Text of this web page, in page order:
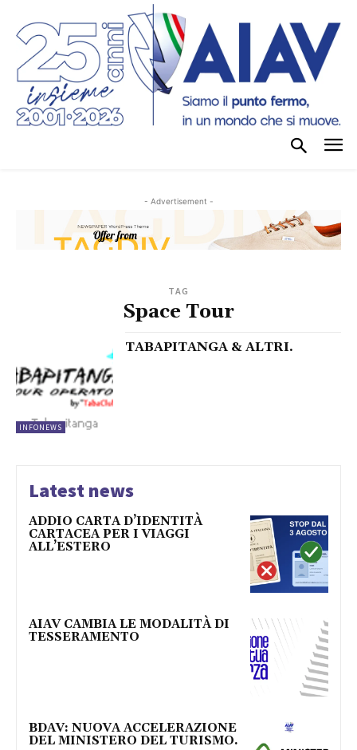
- Advertisement -
TAG
Space Tour
INFONEWS
TABAPITANGA & ALTRI.
Latest news
ADDIO CARTA D’IDENTITÀ
CARTACEA PER I VIAGGI
ALL’ESTERO
AIAV CAMBIA LE MODALITÀ DI
TESSERAMENTO
BDAV: NUOVA ACCELERAZIONE
DEL MINISTERO DEL TURISMO.